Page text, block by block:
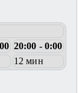
20:00 - 0:00
12 мин